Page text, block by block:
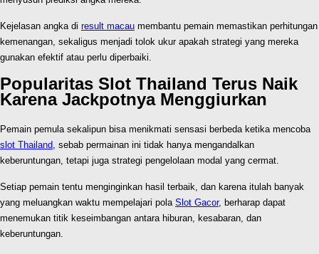
Kejelasan angka di result macau membantu pemain memastikan perhitungan
kemenangan, sekaligus menjadi tolok ukur apakah strategi yang mereka
gunakan efektif atau perlu diperbaiki.
Popularitas Slot Thailand Terus Naik
Karena Jackpotnya Menggiurkan
Pemain pemula sekalipun bisa menikmati sensasi berbeda ketika mencoba
slot Thailand, sebab permainan ini tidak hanya mengandalkan
keberuntungan, tetapi juga strategi pengelolaan modal yang cermat.
Setiap pemain tentu menginginkan hasil terbaik, dan karena itulah banyak
yang meluangkan waktu mempelajari pola Slot Gacor, berharap dapat
menemukan titik keseimbangan antara hiburan, kesabaran, dan
keberuntungan.